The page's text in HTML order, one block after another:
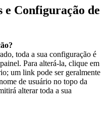
e Configuração de
toda a sua configuração é
Para alterá-la, clique em
um link pode ser geralmente
de usuário no topo da
alterar toda a sua